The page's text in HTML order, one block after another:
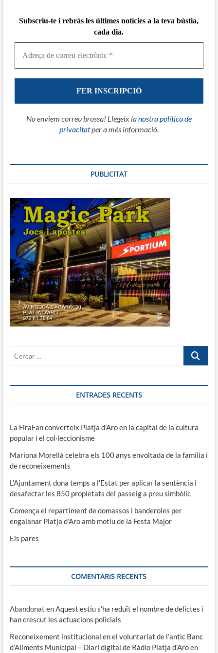
Subscriu-te i rebràs lesúltimes notícies a la teva bústia,
cada dia.
No enviem correu brossa! Llegeix lanostra política de
privacitatper a més informació.
PUBLICITAT
Cercar
ENTRADES RECENTS
La FiraFan converteix Platja d’Aro en la capital de la cultura
popular i el col·leccionisme
Mariona Morellà celebra els 100 anys envoltada de la família i
de reconeixements
L’Ajuntament dona temps a l’Estat per aplicar la sentència i
desafectar les 850 propietats del passeig a preu simbòlic
Comença el repartiment de domassos i banderoles per
engalanar Platja d’Aro amb motiu de la Festa Major
Els pares
COMENTARIS RECENTS
Abandonat enAquest estiu s’ha reduït el nombre de delictes i
han crescut les actuacions policials
Reconeixement institucional en el voluntariat de l’antic Banc
d’Aliments Municipal – Diari digital de Ràdio Platja d'Aroen